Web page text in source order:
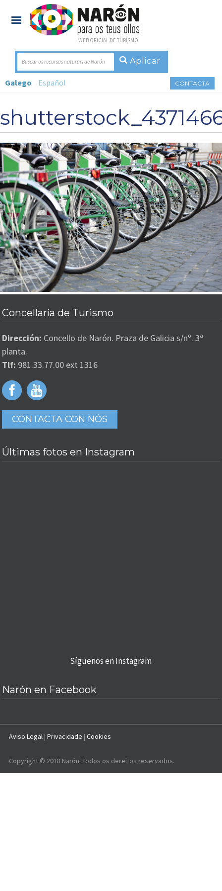
WEB OFICIAL DE TURISMO
Buscar os recursos naturais de Narón
CONTACTA
Galego Español
Concellaría de Turismo
Dirección: Concello de Narón. Praza de Galicia s/nº. 3ª
planta.
Tlf: 981.33.77.00 ext 1316
CONTACTA CON NÓS
Últimas fotos en Instagram
Síguenos en Instagram
Narón en Facebook
Aviso Legal| Privacidade | Cookies
Copyright © 2018 Narón. Todos os dereitos reservados.